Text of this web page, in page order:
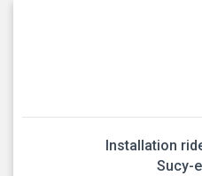
Installation
Sucy-